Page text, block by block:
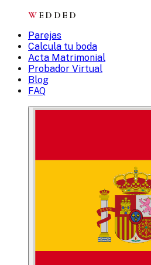
W EDDED
Parejas
Calcula tu boda
Acta Matrimonial
Probador Virtual
Blog
FAQ